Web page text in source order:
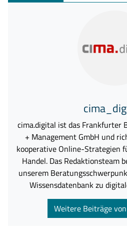
cima.digital ist das Frankfurter
+ Management GmbH und
kooperative Online-Strategien
Handel. Das Redaktionsteam
unserem
Wissensdatenbank zu
Weitere Beiträge